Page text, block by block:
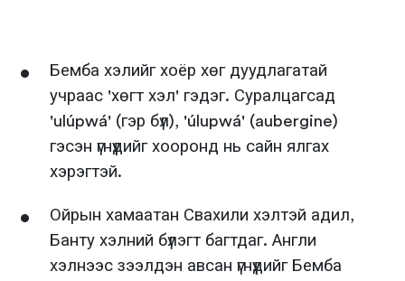
Бемба хэлийг хоёр хөг дуудлагатай
учраас 'хөгт хэл' гэдэг. Суралцагсад
'ulúpwá' (гэр бүл), 'úlupwá' (aubergine)
гэсэн үгнүүдийг хооронд нь сайн ялгах
хэрэгтэй.
Ойрын хамаатан Свахили хэлтэй адил,
Банту хэлний бүлэгт багтдаг. Англи
хэлнээс зээлдэн авсан үгнүүдийг Бемба